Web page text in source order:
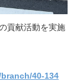
貢献活動を実施
40-134